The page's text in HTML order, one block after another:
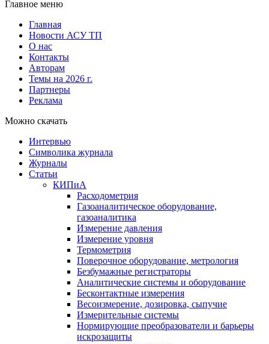
Главное меню
Главная
Новости АСУ ТП
О нас
Контакты
Авторам
Темы на 2026 г.
Партнеры
Реклама
Можно скачать
Интервью
Символика журнала
Журналы
Статьи
КИПиА
Расходометрия
Газоаналитическое оборудование,
газоаналитика
Измерение давления
Измерение уровня
Термометрия
Поверочное оборудование, метрология
Безбумажные регистраторы
Аналитические системы и оборудование
Бесконтактные измерения
Весоизмерение, дозировка, сыпучие
Измерительные системы
Нормирующие преобразователи и барьеры
искрозащиты